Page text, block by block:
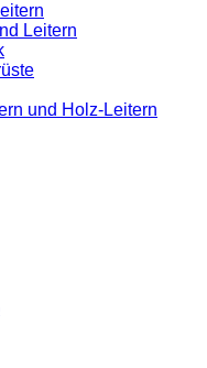
Leitern
und Holz-Leitern